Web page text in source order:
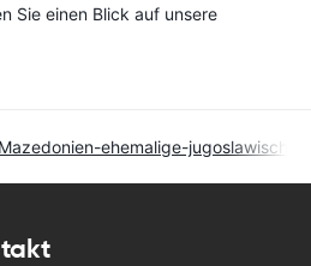
Sie einen Blick auf unsere
ehemalige-jugoslawische-